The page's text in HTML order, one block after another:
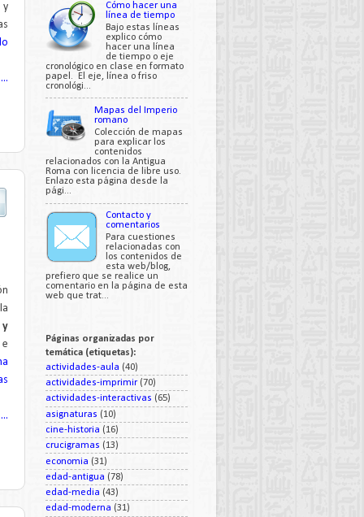
y
y
Cómo hacer una
línea de tiempo
Bajo estas líneas
explico cómo
hacer una línea
de tiempo o eje
cronológico en clase en formato
papel. El eje, línea o friso
cronológi...
Mapas del Imperio
romano
Colección de mapas
para explicar los
contenidos
relacionados con la Antigua
Roma con licencia de libre uso.
Enlazo esta página desde la
pági...
Contacto y
comentarios
Para cuestiones
relacionadas con
los contenidos de
esta web/blog,
prefiero que se realice un
comentario en la página de esta
web que trat...
Páginas organizadas por
temática (etiquetas):
actividades-aula (40)
actividades-imprimir (70)
actividades-interactivas (65)
asignaturas (10)
cine-historia (16)
crucigramas (13)
economia (31)
edad-antigua (78)
edad-media (43)
edad-moderna (31)